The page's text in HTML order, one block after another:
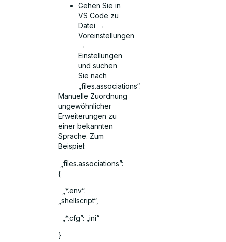
Gehen Sie in
VS Code zu
Datei →
Voreinstellungen
→
Einstellungen
und suchen
Sie nach
„files.associations“.
Manuelle Zuordnung
ungewöhnlicher
Erweiterungen zu
einer bekannten
Sprache. Zum
Beispiel:
„files.associations”:
{
„*.env”:
„shellscript“,
„*.cfg”: „ini“
}